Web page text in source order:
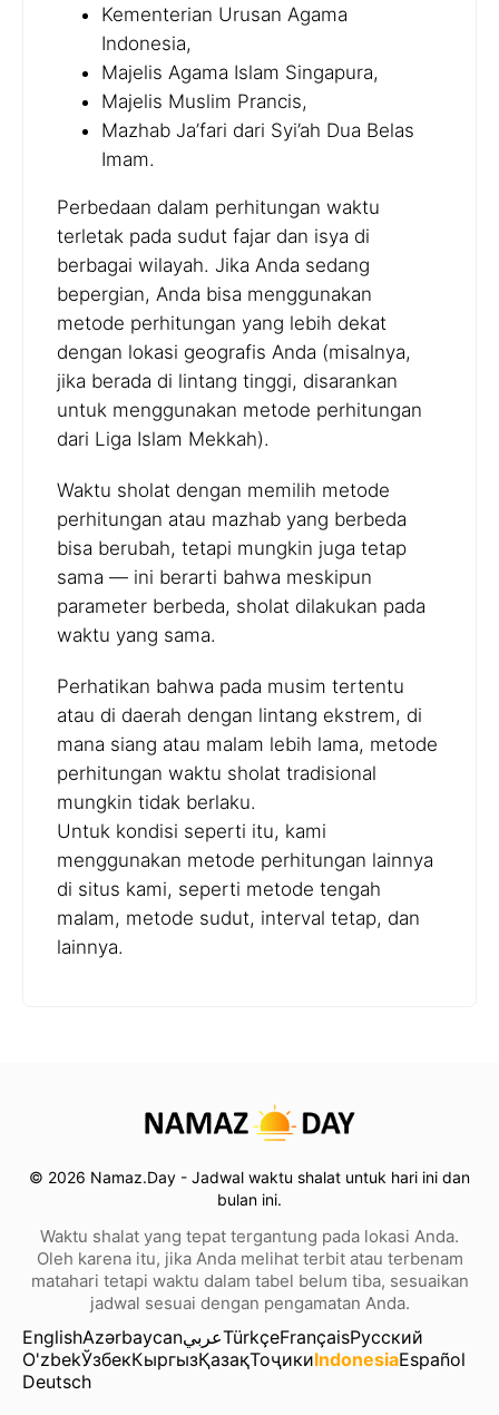
Kementerian Urusan Agama
Indonesia,
Majelis Agama Islam Singapura,
Majelis Muslim Prancis,
Mazhab Ja’fari dari Syi’ah Dua Belas
Imam.
Perbedaan dalam perhitungan waktu
terletak pada sudut fajar dan isya di
berbagai wilayah. Jika Anda sedang
bepergian, Anda bisa menggunakan
metode perhitungan yang lebih dekat
dengan lokasi geografis Anda (misalnya,
jika berada di lintang tinggi, disarankan
untuk menggunakan metode perhitungan
dari Liga Islam Mekkah).
Waktu sholat dengan memilih metode
perhitungan atau mazhab yang berbeda
bisa berubah, tetapi mungkin juga tetap
sama — ini berarti bahwa meskipun
parameter berbeda, sholat dilakukan pada
waktu yang sama.
Perhatikan bahwa pada musim tertentu
atau di daerah dengan lintang ekstrem, di
mana siang atau malam lebih lama, metode
perhitungan waktu sholat tradisional
mungkin tidak berlaku.
Untuk kondisi seperti itu, kami
menggunakan metode perhitungan lainnya
di situs kami, seperti metode tengah
malam, metode sudut, interval tetap, dan
lainnya.
© 2026 Namaz.Day - Jadwal waktu shalat untuk hari ini dan
bulan ini.
Waktu shalat yang tepat tergantung pada lokasi Anda.
Oleh karena itu, jika Anda melihat terbit atau terbenam
matahari tetapi waktu dalam tabel belum tiba, sesuaikan
jadwal sesuai dengan pengamatan Anda.
EnglishAzərbaycanعربيTürkçeFrançaisРусский
O'zbekЎзбекКыргызҚазақТоҷикиIndonesiaEspañol
Deutsch